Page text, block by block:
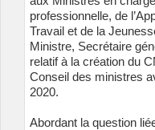
professionnelle, de
Travail et de la
Ministre, Secrétaire
relatif à la création du
Conseil des ministres
2020.
Abordant la question